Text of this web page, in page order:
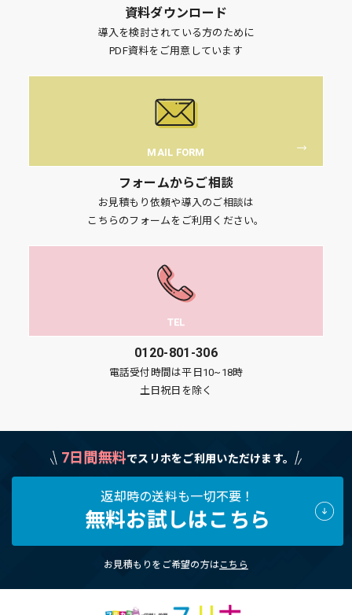
資料ダウンロード
導入を検討されている方のために
PDF資料をご用意しています
MAIL FORM
フォームからご相談
お見積もり依頼や導入のご相談は
こちらのフォームをご利用ください。
TEL
0120-801-306
電話受付時間は平日10~18時
土日祝日を除く
7日間無料でスリホをご利用いただけます。
返却時の送料も一切不要！
無料お試しはこちら
お見積もりをご希望の方はこちら